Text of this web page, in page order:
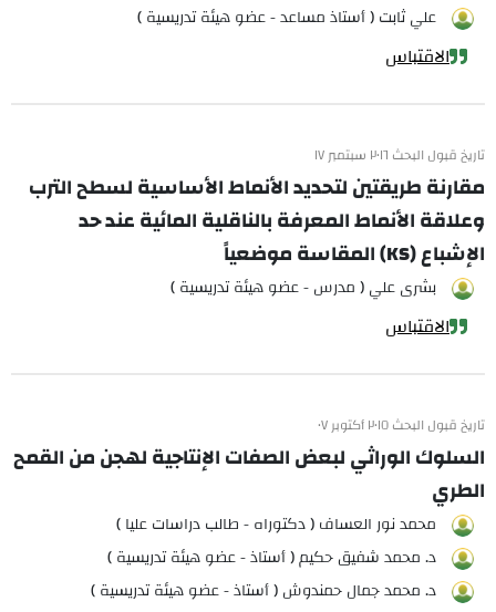
علي ثابت ( أستاذ مساعد - عضو هيئة تدريسية )
الاقتباس
تاريخ قبول البحث ٢٠١٦ سبتمبر ١٧
مقارنة طريقتين لتحديد الأنماط الأساسية لسطح الترب
وعلاقة الأنماط المعرفة بالناقلية المائية عند حد
الإشباع (KS) المقاسة موضعياً
بشرى علي ( مدرس - عضو هيئة تدريسية )
الاقتباس
تاريخ قبول البحث ٢٠١٥ أكتوبر ٠٧
السلوك الوراثي لبعض الصفات الإنتاجية لهجن من القمح
الطري
محمد نور العساف ( دكتوراه - طالب دراسات عليا )
د. محمد شفيق حكيم ( أستاذ - عضو هيئة تدريسية )
د. محمد جمال حمندوش ( أستاذ - عضو هيئة تدريسية )